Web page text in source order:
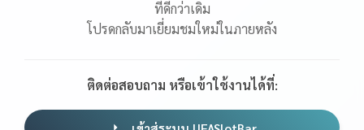
ที่ดีกว่าเดิม
โปรดกลับมาเยี่ยมชมใหม่ในภายหลัง
ติดต่อสอบถาม หรือเข้าใช้งานได้ที่: